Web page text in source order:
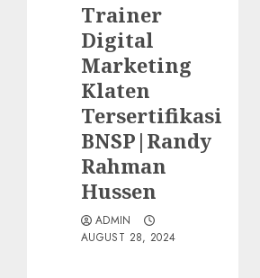
Trainer
Digital
Marketing
Klaten
Tersertifikasi
BNSP|Randy
Rahman
Hussen
ADMIN
AUGUST 28, 2024